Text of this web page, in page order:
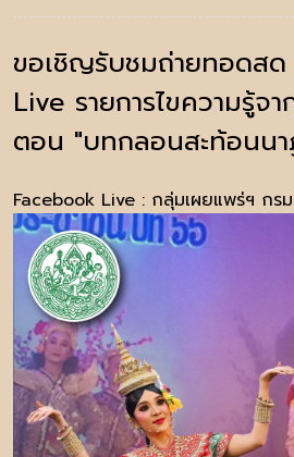
ขอเชิญรับชมถ่ายทอดสด
Live รายการไขความรู้จ
ตอน "บทกลอนสะท้อนนา
Facebook Live : กลุ่มเผยแพร่ฯ กร